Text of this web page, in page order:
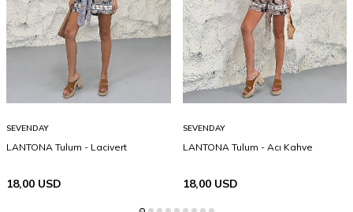
SEVENDAY
LANTONA Tulum - Lacivert
18,00 USD
SEVENDAY
LANTONA Tulum - Acı Kahve
18,00USD